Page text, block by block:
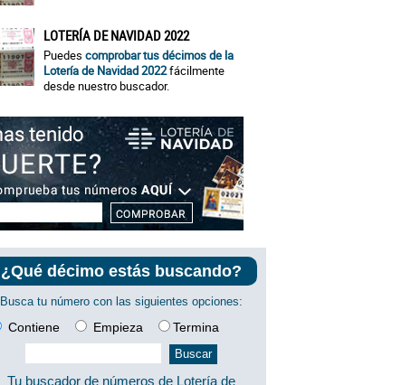
LOTERÍA DE NAVIDAD 2022
Puedes comprobar tus décimos de la
Lotería de Navidad 2022fácilmente
desde nuestro buscador.
¿Qué décimo estás buscando?
Busca tu número con las siguientes opciones:
Contiene Empieza Termina
Tu buscador de números de Lotería de